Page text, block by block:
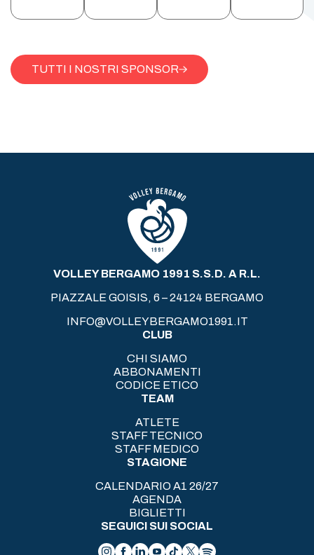
TUTTI I NOSTRI SPONSOR
VOLLEY BERGAMO 1991 S.S.D. A R.L.
PIAZZALE GOISIS, 6 – 24124 BERGAMO
INFO@VOLLEYBERGAMO1991.IT
CLUB
CHI SIAMO
ABBONAMENTI
CODICE ETICO
TEAM
ATLETE
STAFF TECNICO
STAFF MEDICO
STAGIONE
CALENDARIO A1 26/27
AGENDA
BIGLIETTI
SEGUICI SUI SOCIAL